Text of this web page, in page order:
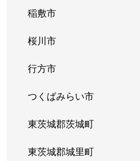
稲敷市
桜川市
行方市
つくばみらい市
東茨城郡茨城町
東茨城郡城里町